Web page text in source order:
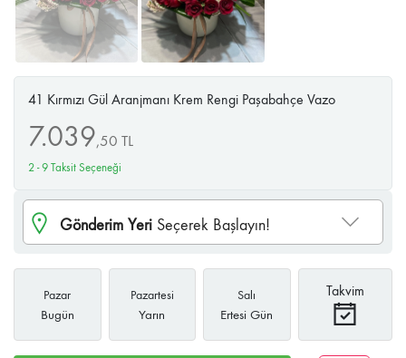
41 Kırmızı Gül Aranjmanı Krem Rengi Paşabahçe Vazo
7.039,50 TL
2 - 9 Taksit Seçeneği
Gönderim Yeri Seçerek Başlayın!
Pazar
Bugün
Pazartesi
Yarın
Salı
Ertesi Gün
Takvim